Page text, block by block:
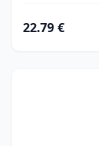
22.79 €